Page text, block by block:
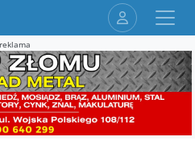
reklama